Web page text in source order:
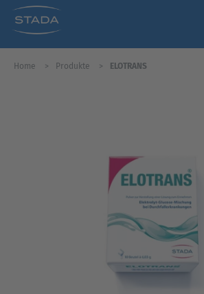
Home Produkte ELOTRANS